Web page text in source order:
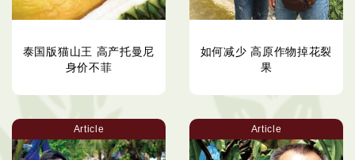
泰国版猫山王 高产托曼尼
身价不菲
如何减少 高原作物掉花裂
果
Article Article